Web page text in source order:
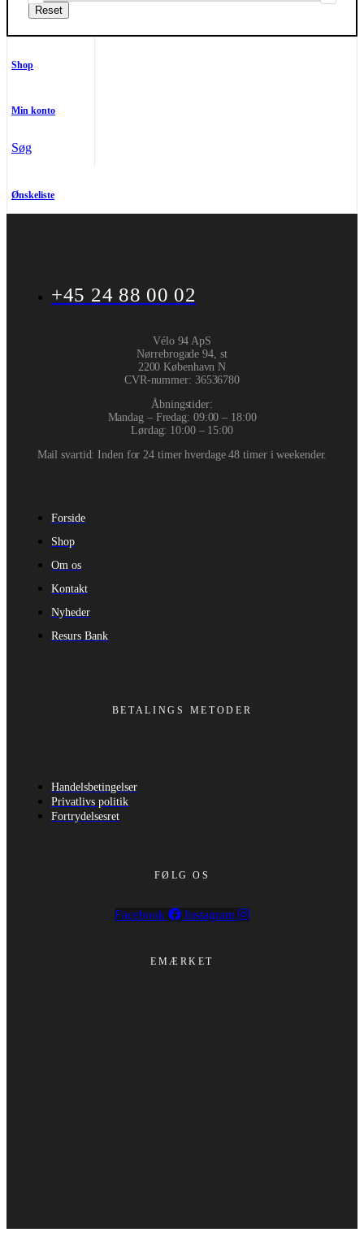
Shop
Min konto
Søg
Ønskeliste
+45 24 88 00 02
Vélo 94 ApS
Nørrebrogade 94, st
2200 København N
CVR-nummer: 36536780
Åbningstider:
Mandag – Fredag: 09:00 – 18:00
Lørdag: 10:00 – 15:00
Mail svartid: Inden for 24 timer hverdage 48 timer i weekender.
Forside
Shop
Om os
Kontakt
Nyheder
Resurs Bank
BETALINGS METODER
Handelsbetingelser
Privatlivs politik
Fortrydelsesret
FØLG OS
Facebook Instagram
EMÆRKET